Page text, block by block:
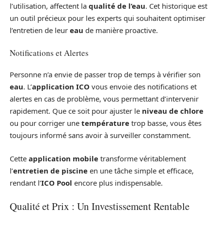
l’utilisation, affectent la qualité de l’eau. Cet historique est
un outil précieux pour les experts qui souhaitent optimiser
l’entretien de leur eau de manière proactive.
Notifications et Alertes
Personne n’a envie de passer trop de temps à vérifier son
eau. L’application ICO vous envoie des notifications et
alertes en cas de problème, vous permettant d’intervenir
rapidement. Que ce soit pour ajuster le niveau de chlore
ou pour corriger une température trop basse, vous êtes
toujours informé sans avoir à surveiller constamment.
Cette application mobile transforme véritablement
l’entretien de piscine en une tâche simple et efficace,
rendant l’ICO Pool encore plus indispensable.
Qualité et Prix : Un Investissement Rentable